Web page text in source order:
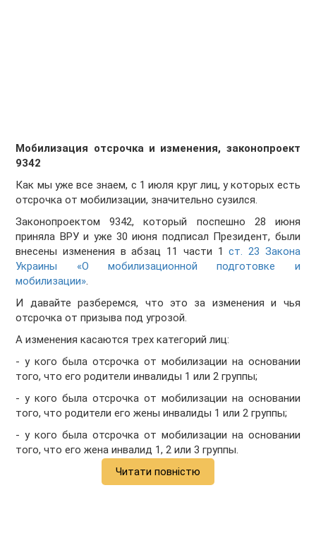
Мобилизация отсрочка и изменения, законопроект
9342
Как мы уже все знаем, с 1 июля круг лиц, у которых есть
отсрочка от мобилизации, значительно сузился.
Законопроектом 9342, который поспешно 28 июня
приняла ВРУ и уже 30 июня подписал Президент, были
внесены изменения в абзац 11 части 1ст. 23 Закона
Украины «О мобилизационной подготовке и
мобилизации».
И давайте разберемся, что это за изменения и чья
отсрочка от призыва под угрозой.
А изменения касаются трех категорий лиц:
- у кого была отсрочка от мобилизации на основании
того, что его родители инвалиды 1 или 2 группы;
- у кого была отсрочка от мобилизации на основании
того, что родители его жены инвалиды 1 или 2 группы;
- у кого была отсрочка от мобилизации на основании
того, что его жена инвалид 1, 2 или 3 группы.
Читати повністю